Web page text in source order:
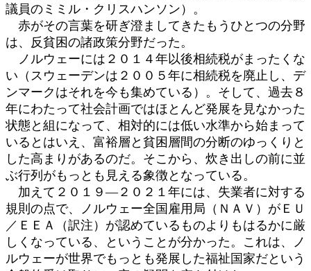
議員のミミル・クリスハンソン）。
赤がその言葉を研ぎ澄ましてきたもうひとつの分野
は、反貧困の諸政策分野だった。
ノルウェーには２０１４年以後相続税がまったくな
い（スウェーデンは２００５年に相続税を廃止し、デ
ンマークはそれを今も集めている）。そして、過去８
年にわたって社会計画ではほとんど発展を見なかった
状態と組になって、相対的には低い水準から始まって
いるとはいえ、富裕層と貧困層間の分断のゆっくりと
した高まりがあるのだ。そこから、炊き出しの前に並
ぶ行列がもっとも見える象徴となっている。
加えて２０１９―２０２１年には、失業者に対する
規則の点で、ノルウェー全国雇用局（ＮＡＶ）がＥＵ
／ＥＥＡ（訳注）が認めているものよりもはるかに厳
しくなっている、ということが分かった。これは、ノ
ルウェーが世界でもっとも発展した福祉国家だという